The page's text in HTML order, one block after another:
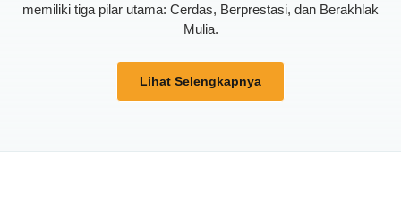
memiliki tiga pilar utama: Cerdas, Berprestasi, dan Berakhlak
Mulia.
Lihat Selengkapnya